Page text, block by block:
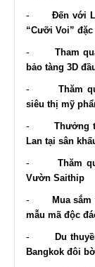
-Đến với
“Cưỡi Voi”
- Tham
bảo tàng 3D
-Thăm
siêu thị mỹ
-Thưởng
Lan tại sân
- Thăm
Vườn Saithip
-
Mua
mẫu mã độc
-
Du
Bangkok đôi